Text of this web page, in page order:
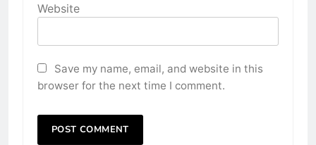
Website
Save my name, email, and website in this
browser for the next time I comment.